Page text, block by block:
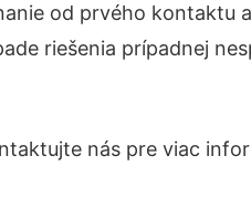
od prvého kontaktu
riešenia prípadnej
nás pre viac